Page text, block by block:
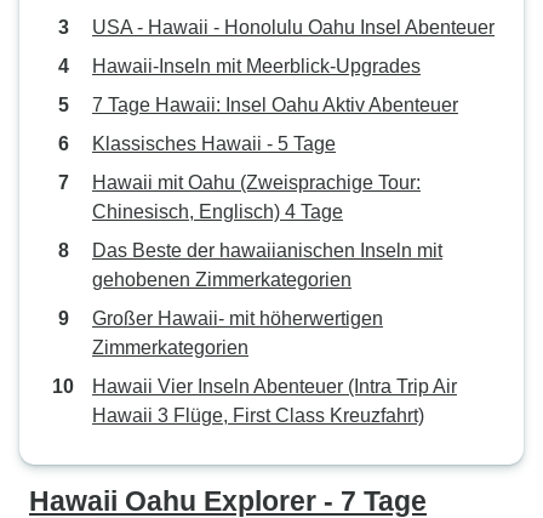
USA - Hawaii - Honolulu Oahu Insel Abenteuer
Hawaii-Inseln mit Meerblick-Upgrades
7 Tage Hawaii: Insel Oahu Aktiv Abenteuer
Klassisches Hawaii - 5 Tage
Hawaii mit Oahu (Zweisprachige Tour:
Chinesisch, Englisch) 4 Tage
Das Beste der hawaiianischen Inseln mit
gehobenen Zimmerkategorien
Großer Hawaii- mit höherwertigen
Zimmerkategorien
Hawaii Vier Inseln Abenteuer (Intra Trip Air
Hawaii 3 Flüge, First Class Kreuzfahrt)
Hawaii Oahu Explorer - 7 Tage